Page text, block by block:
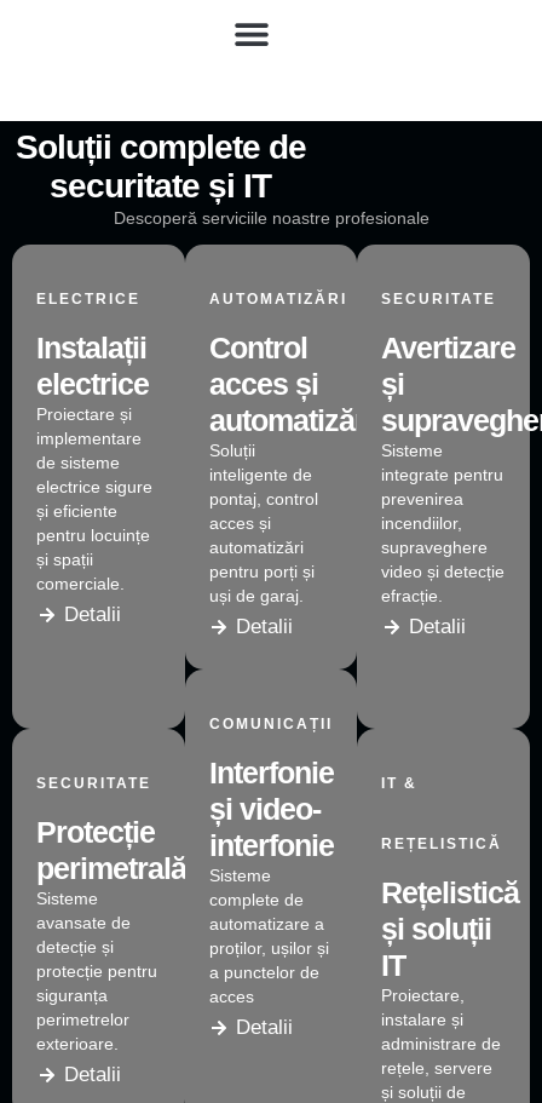
Soluții complete de
securitate și IT
Descoperă serviciile noastre profesionale
ELECTRICE
Instalații
electrice
Proiectare și
implementare
de sisteme
electrice sigure
și eficiente
pentru locuințe
și spații
comerciale.
Detalii
SECURITATE
Protecție
perimetrală
Sisteme
avansate de
detecție și
protecție pentru
siguranța
perimetrelor
exterioare.
Detalii
AUTOMATIZĂRI
Control
acces și
automatizări
Soluții
inteligente de
pontaj, control
acces și
automatizări
pentru porți și
uși de garaj.
Detalii
COMUNICAȚII
Interfonie
și video-
interfonie
Sisteme
complete de
automatizare a
proților, ușilor și
a punctelor de
acces
Detalii
SECURITATE
Avertizare
și
Sisteme
integrate pentru
prevenirea
incendiilor,
supraveghere
video și detecție
efracție.
Detalii
IT &
REȚELISTICĂ
Rețelistică
și soluții
IT
Proiectare,
instalare și
administrare de
rețele, servere
și soluții de